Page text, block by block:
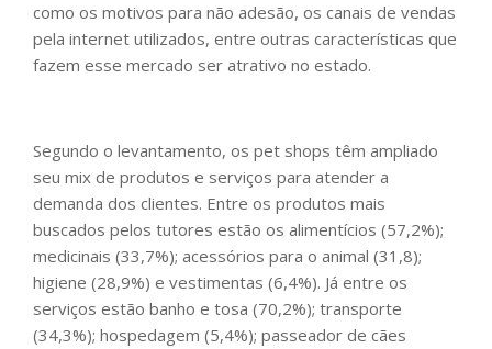
como os motivos para não adesão, os canais de vendas
pela internet utilizados, entre outras características que
fazem esse mercado ser atrativo no estado.
Segundo o levantamento, os pet shops têm ampliado
seu mix de produtos e serviços para atender a
demanda dos clientes. Entre os produtos mais
buscados pelos tutores estão os alimentícios (57,2%);
medicinais (33,7%); acessórios para o animal (31,8);
higiene (28,9%) e vestimentas (6,4%). Já entre os
serviços estão banho e tosa (70,2%); transporte
(34,3%); hospedagem (5,4%); passeador de cães